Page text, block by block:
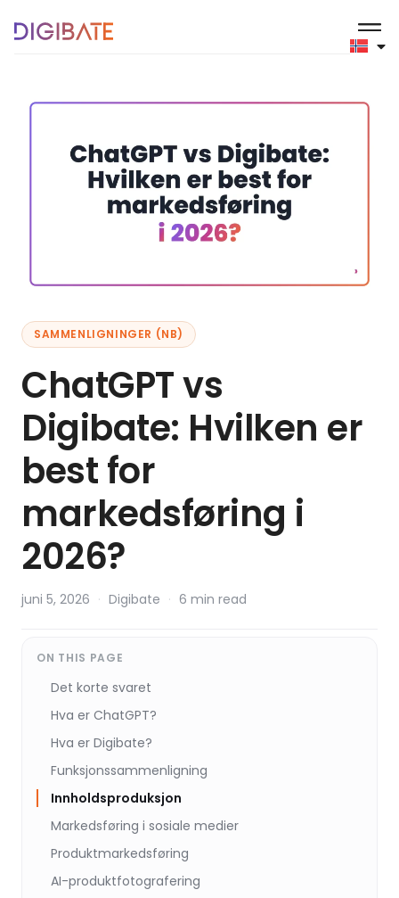
SAMMENLIGNINGER (NB)
ChatGPT vs
Digibate: Hvilken er
best for
markedsføring i
2026?
juni 5, 2026 · Digibate · 6 min read
ON THIS PAGE
Det korte svaret
Hva er ChatGPT?
Hva er Digibate?
Funksjonssammenligning
Innholdsproduksjon
Markedsføring i sosiale medier
Produktmarkedsføring
AI-produktfotografering